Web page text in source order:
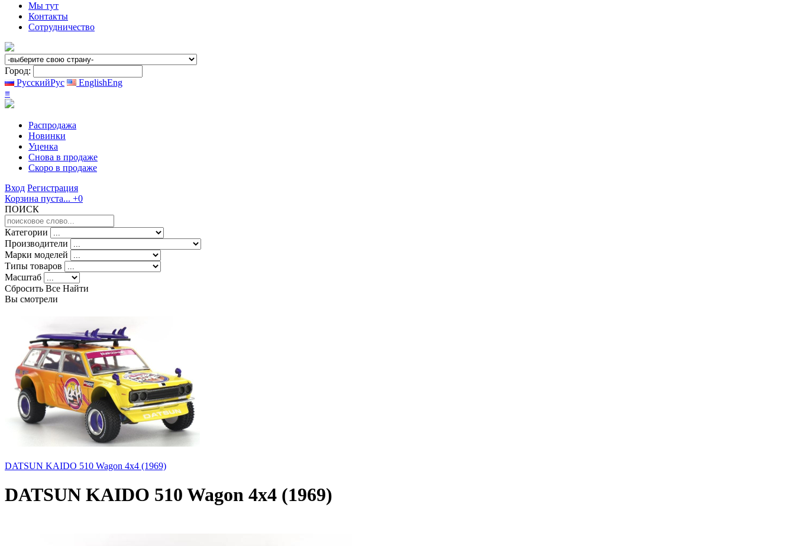
Мы тут
Контакты
Сотрудничество
Город:
РусскийРус EnglishEng
≡
Распродажа
Новинки
Уценка
Снова в продаже
Скоро в продаже
Вход Регистрация
Корзина пуста... +0
ПОИСК
Категории
Производители
Марки моделей
Типы товаров
Масштаб
Сбросить Все Найти
Вы смотрели
DATSUN KAIDO 510 Wagon 4x4 (1969)
DATSUN KAIDO 510 Wagon 4x4 (1969)